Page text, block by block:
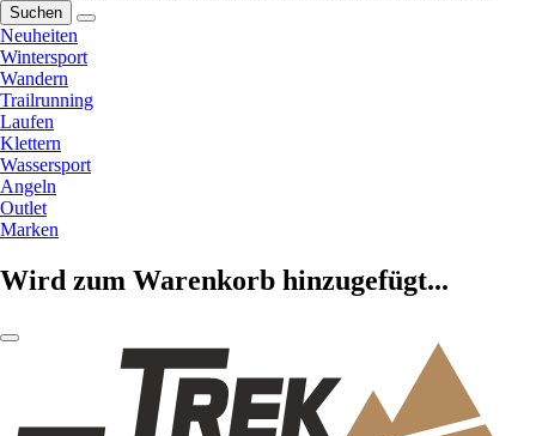
Suchen
Neuheiten
Wintersport
Wandern
Trailrunning
Laufen
Klettern
Wassersport
Angeln
Outlet
Marken
Wird zum Warenkorb hinzugefügt...